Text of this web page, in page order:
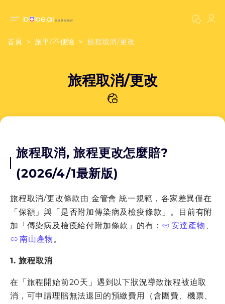
首頁 旅平/不便險 旅程取消/更改
旅程取消/更改
旅程取消, 旅程更改怎麼賠?
(2026/4/1最新版)
旅程取消/更改條款由 金管會 統一規範，各家差異僅在
「保額」與「是否附加傳染病及檢疫條款」。目前有附
加「傳染病及檢疫給付附加條款」的有：
安達產物 、
南山產物。
1. 旅程取消
在「旅程開始前20天」遇到以下狀況導致旅程被迫取
消，可申請理賠無法退回的預繳費用（含團費、機票、